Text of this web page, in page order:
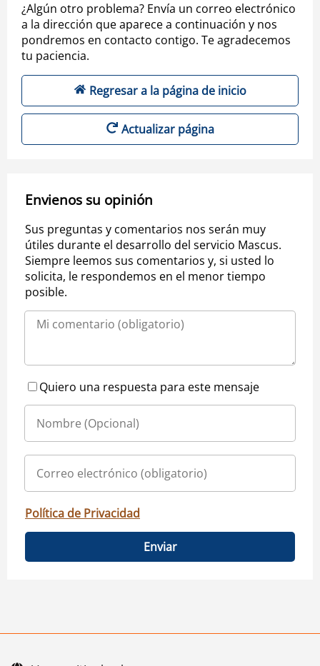
¿Algún otro problema? Envía un correo electrónico
a la dirección que aparece a continuación y nos
pondremos en contacto contigo. Te agradecemos
tu paciencia.
Regresar a la página de inicio
Actualizar página
Envienos su opinión
Sus preguntas y comentarios nos serán muy
útiles durante el desarrollo del servicio Mascus.
Siempre leemos sus comentarios y, si usted lo
solicita, le respondemos en el menor tiempo
posible.
Quiero una respuesta para este mensaje
Política de Privacidad
Enviar